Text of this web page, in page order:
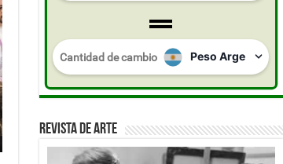
REVISTA DE ARTE